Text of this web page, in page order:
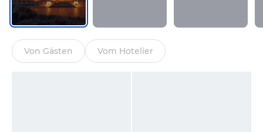
Von Gästen Vom Hotelier